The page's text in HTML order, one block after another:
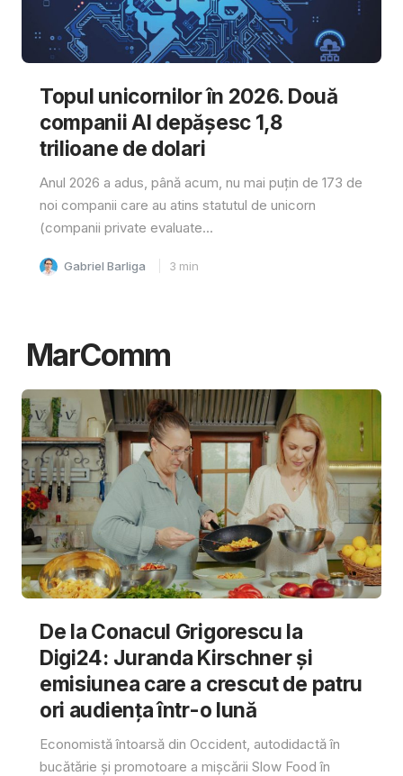
Topul unicornilor în 2026. Două
companii AI depășesc 1,8
trilioane de dolari
Anul 2026 a adus, până acum, nu mai puțin de 173 de
noi companii care au atins statutul de unicorn
(companii private evaluate...
Gabriel Barliga 3 min
MarComm
De la Conacul Grigorescu la
Digi24: Juranda Kirschner și
emisiunea care a crescut de patru
ori audiența într-o lună
Economistă întoarsă din Occident, autodidactă în
bucătărie și promotoare a mișcării Slow Food în